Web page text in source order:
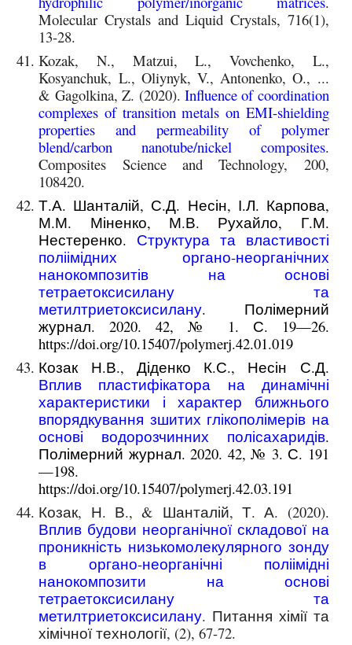
Molecular Crystals and Liquid Crystals, 716(1),
13-28.
Kozak, N., Matzui, L., Vovchenko, L.,
Kosyanchuk, L., Oliynyk, V., Antonenko, O., ...
& Gagolkina, Z. (2020). Influence of coordination
complexes of transition metals on EMI-shielding
properties and permeability of polymer
blend/carbon nanotube/nickel composites.
Composites Science and Technology, 200,
108420.
Т.А. Шанталій, С.Д. Несін, І.Л. Карпова,
М.М. Міненко, М.В. Рухайло, Г.М.
Нестеренко. Структура та властивості
поліімідних органо-неорганічних
нанокомпозитів на основі
тетраетоксисилану та
метилтриетоксисилану. Полімерний
журнал. 2020. 42, № 1. С. 19—26.
https://doi.org/10.15407/polymerj.42.01.019
Козак Н.В., Діденко К.С., Несін С.Д.
Вплив пластифікатора на динамічні
характеристики і характер ближнього
впорядкування зшитих глікополімерів на
основі водорозчинних полісахаридів.
Полімерний журнал. 2020. 42, № 3. С. 191
—198.
https://doi.org/10.15407/polymerj.42.03.191
Козак, Н. В., & Шанталій, Т. А. (2020).
Вплив будови неорганічної складової на
проникність низькомолекулярного зонду
в органо-неорганічні поліімідні
нанокомпозити на основі
тетраетоксисилану та
метилтриетоксисилану. Питання хімії та
хімічної технології, (2), 67-72.